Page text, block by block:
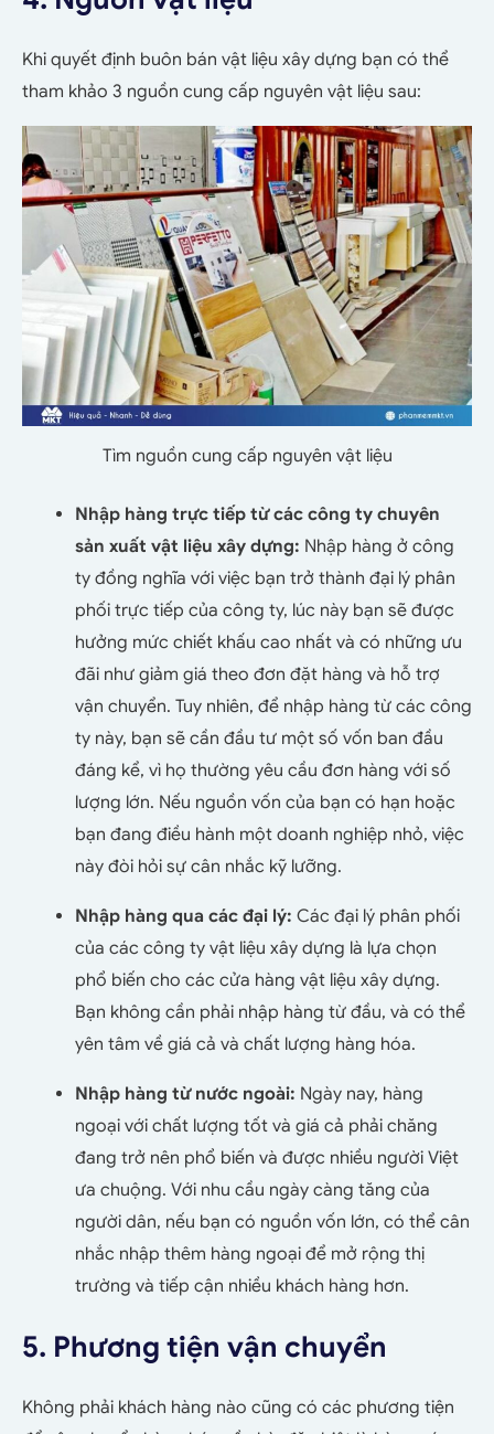
Khi quyết định buôn bán vật liệu xây dựng bạn có thể
tham khảo 3 nguồn cung cấp nguyên vật liệu sau:
Tìm nguồn cung cấp nguyên vật liệu
Nhập hàng trực tiếp từ các công ty chuyên
sản xuất vật liệu xây dựng: Nhập hàng ở công
ty đồng nghĩa với việc bạn trở thành đại lý phân
phối trực tiếp của công ty, lúc này bạn sẽ được
hưởng mức chiết khấu cao nhất và có những ưu
đãi như giảm giá theo đơn đặt hàng và hỗ trợ
vận chuyển. Tuy nhiên, để nhập hàng từ các công
ty này, bạn sẽ cần đầu tư một số vốn ban đầu
đáng kể, vì họ thường yêu cầu đơn hàng với số
lượng lớn. Nếu nguồn vốn của bạn có hạn hoặc
bạn đang điều hành một doanh nghiệp nhỏ, việc
này đòi hỏi sự cân nhắc kỹ lưỡng.
Nhập hàng qua các đại lý: Các đại lý phân phối
của các công ty vật liệu xây dựng là lựa chọn
phổ biến cho các cửa hàng vật liệu xây dựng.
Bạn không cần phải nhập hàng từ đầu, và có thể
yên tâm về giá cả và chất lượng hàng hóa.
Nhập hàng từ nước ngoài: Ngày nay, hàng
ngoại với chất lượng tốt và giá cả phải chăng
đang trở nên phổ biến và được nhiều người Việt
ưa chuộng. Với nhu cầu ngày càng tăng của
người dân, nếu bạn có nguồn vốn lớn, có thể cân
nhắc nhập thêm hàng ngoại để mở rộng thị
trường và tiếp cận nhiều khách hàng hơn.
5. Phương tiện vận chuyển
Không phải khách hàng nào cũng có các phương tiện